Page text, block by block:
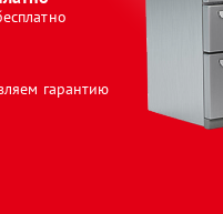
гарантию